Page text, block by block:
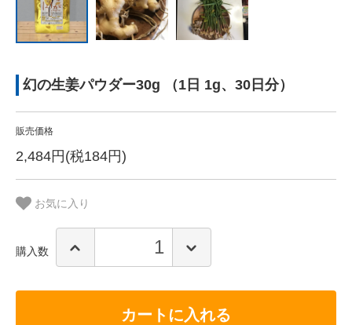
幻の生姜パウダー30g （1日 1g、30日分）
販売価格
2,484円(税184円)
お気に入り
購入数
カートに入れる